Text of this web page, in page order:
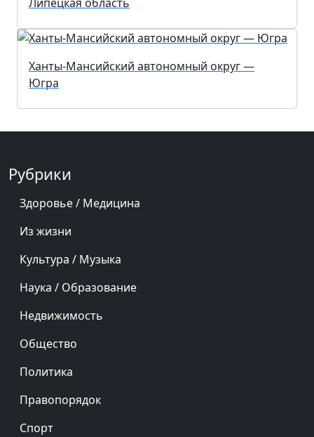
Ханты-Мансийский автономный округ —
Югра
Рубрики
Здоровье / Медицина
Из жизни
Культура / Музыка
Наука / Образование
Недвижимость
Общество
Политика
Правопорядок
Спорт